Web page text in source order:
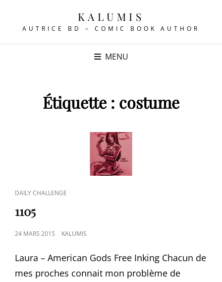
KALUMIS
AUTRICE BD – COMIC BOOK AUTHOR
MENU
Étiquette : costume
CAT
DAILY CHALLENGE
1105
POSTED
24 MARS 2015 KALUMIS
Laura – American Gods Free Inking Chacun de
mes proches connait mon problème de